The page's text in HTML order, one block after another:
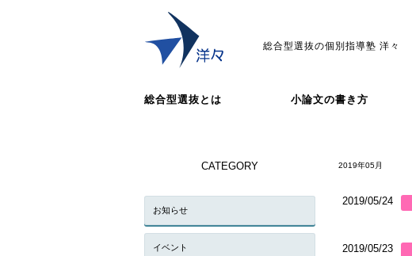
総合型選抜の個別指導塾 洋々
総合型選抜とは 小論文の書き方
2019年05月
2019/05/24
2019/05/23
CATEGORY
お知らせ
イベント